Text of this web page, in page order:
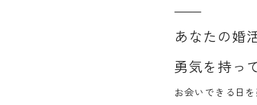
⸻
あなたの婚
勇気を持っ
お会いできる日